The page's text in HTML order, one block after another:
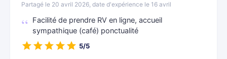
Partagé le 20 avril 2026, date d'expérience le 16 avril
Facilité de prendre RV en ligne, accueil
sympathique (café) ponctualité
5/5